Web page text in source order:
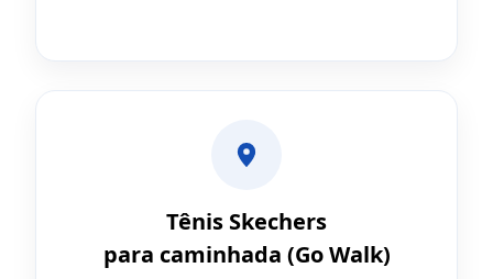
Tênis Skechers
para caminhada (Go Walk)